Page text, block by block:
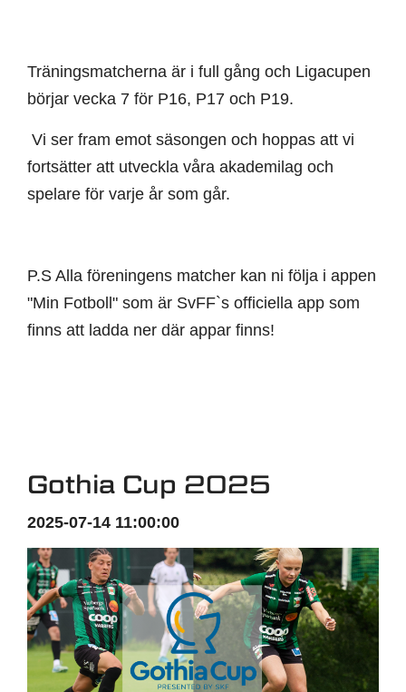
Träningsmatcherna är i full gång och Ligacupen
börjar vecka 7 för P16, P17 och P19.
Vi ser fram emot säsongen och hoppas att vi
fortsätter att utveckla våra akademilag och
spelare för varje år som går.
P.S Alla föreningens matcher kan ni följa i appen
"Min Fotboll" som är SvFF`s officiella app som
finns att ladda ner där appar finns!
Gothia Cup 2025
2025-07-14 11:00:00